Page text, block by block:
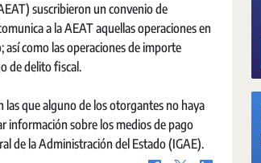
suscribieron un convenio de
a la AEAT aquellas operaciones en
como las operaciones de importe
de delito fiscal.
las que alguno de los otorgantes no haya
información sobre los medios de pago
de la Administración del Estado (IGAE).